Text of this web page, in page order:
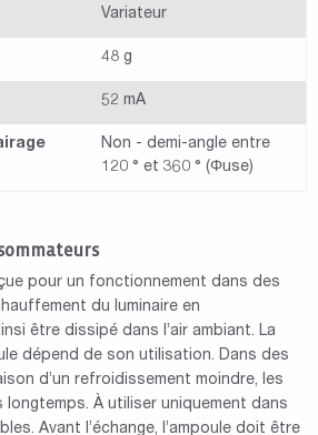
Variateur
48 g
52 mA
Non - demi-angle entre
120 ° et 360 ° (Φuse)
pour un fonctionnement dans des
du luminaire en
être dissipé dans l’air ambiant. La
dépend de son utilisation. Dans des
d’un refroidissement moindre, les
longtemps. À utiliser uniquement dans
Avant l’échange, l’ampoule doit être